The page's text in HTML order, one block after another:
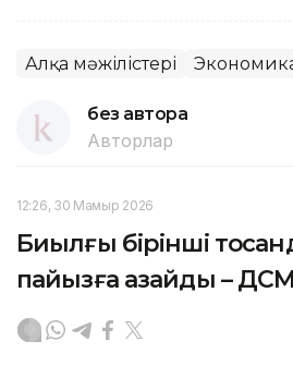
Алқа мәжілістері
без автора
Авторлар
12:26, 30 Мамыр 2026
Биылғы бірінші
пайызға азайды – ДСМ